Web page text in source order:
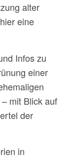
alter
eine
Infos zu
einer
mit Blick auf
der
in